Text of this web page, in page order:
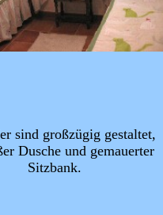
sind großzügig gestaltet,
Dusche und gemauerter
Sitzbank.